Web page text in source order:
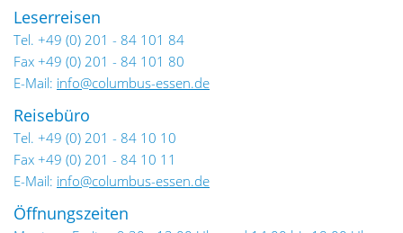
Leserreisen
Tel. +49 (0) 201 - 84 101 84
Fax +49 (0) 201 - 84 101 80
E-Mail: info@columbus-essen.de
Reisebüro
Tel. +49 (0) 201 - 84 10 10
Fax +49 (0) 201 - 84 10 11
E-Mail: info@columbus-essen.de
Öffnungszeiten